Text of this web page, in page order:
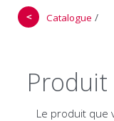
＜ Catalogue /
Le produit que